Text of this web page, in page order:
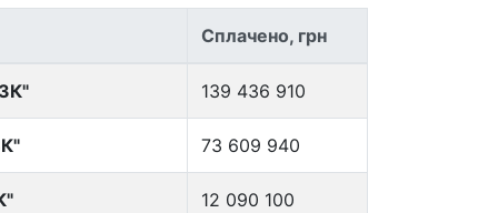
Сплачено, грн
139 436 910
73 609 940
12 090 100